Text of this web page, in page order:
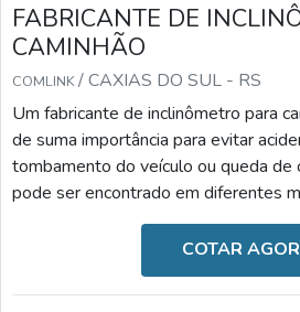
FABRICANTE DE
CAMINHÃO
COMLINK/ CAXIAS DO SUL - RS
Um fabricante de inclinômetro para
de suma importância para evitar
tombamento do veículo ou queda de
pode ser encontrado em diferentes
Inclinômetro para semirreboque:
tombamento e danos ao caminhão,
frontais e laterais de inclinação,
caso seja um processo inseguro e
COTAR